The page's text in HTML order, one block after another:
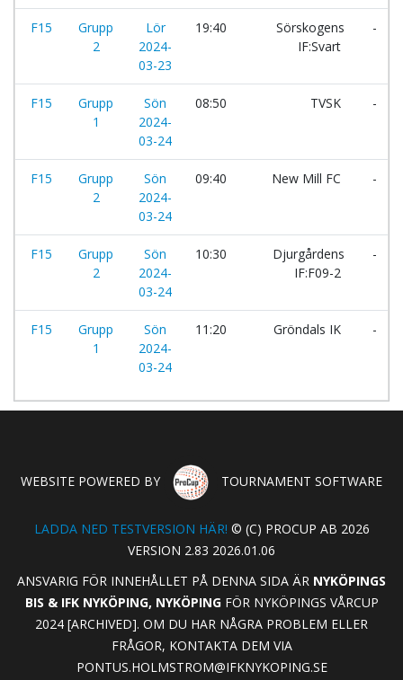
F15
Grupp
2
Lör
2024-
03-23
19:40
Sörskogens
IF:Svart
-
F15
Grupp
1
Sön
2024-
03-24
08:50 TVSK -
F15
Grupp
2
Sön
2024-
03-24
09:40 New Mill FC -
F15
Grupp
2
Sön
2024-
03-24
10:30
Djurgårdens
IF:F09-2
-
F15
Grupp
1
Sön
2024-
03-24
11:20 Gröndals IK -
WEBSITE POWERED BY TOURNAMENT SOFTWARE
LADDA NED TESTVERSION HÄR! © (C) PROCUP AB 2026
VERSION 2.83 2026.01.06
ANSVARIG FÖR INNEHÅLLET PÅ DENNA SIDA ÄR NYKÖPINGS
BIS & IFK NYKÖPING, NYKÖPINGFÖR NYKÖPINGS VÅRCUP
2024 [ARCHIVED]. OM DU HAR NÅGRA PROBLEM ELLER
FRÅGOR, KONTAKTA DEM VIA
PONTUS.HOLMSTROM@IFKNYKOPING.SE